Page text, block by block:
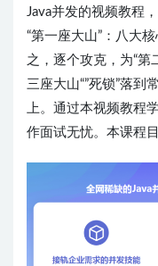
Java并发的视频教程
“第一座大山”：八大
之，逐个攻克，为“第
三座大山“”死锁”落到
上。通过本视频教程
作面试无忧。本课程